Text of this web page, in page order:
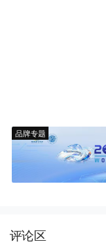
品牌专题
评论区